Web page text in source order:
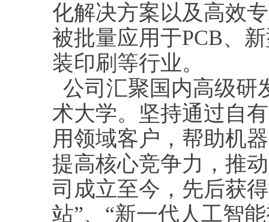
化解决方案以及高效
被批量应用于PCB、
装印刷等行业。
公司汇聚国内高级研
术大学。坚持通过自
用领域客户，帮助机
提高核心竞争力，推
司成立至今，先后获
站”、“新一代人工智